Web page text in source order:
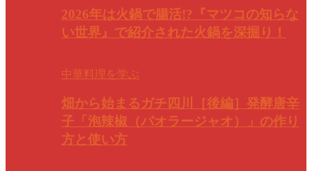
2026年は火鍋で腸活!?『マツコの知らな
い世界』で紹介された火鍋を深掘り！
中華料理を学ぶ
畑から始まるガチ四川［後編］発酵唐辛
子「泡辣椒（パオラージャオ）」の作り
方と使い方